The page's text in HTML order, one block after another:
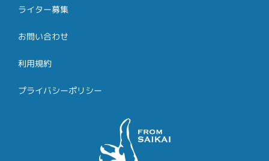
ライター募集
お問い合わせ
利用規約
プライバシーポリシー